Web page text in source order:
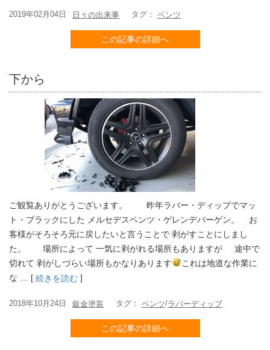
2019年02月04日 日々の出来事 タグ： ベンツ
この記事の詳細へ
下から
ご観覧ありがとうございます。 昨年ラバー・ディップでマッ
ト・ブラックにした メルセデスベンツ・ゲレンデバーゲン。 お
客様がそろそろ元に戻したいと言うことで 剥がすことにしまし
た。 場所によって 一気に剥がれる場所もありますが 途中で
切れて 剥がしづらい場所もかなりあります
これは地道な作業に
な … [ 続きを読む ]
2018年10月24日 鈑金塗装 タグ： ベンツ/ラバーディップ
この記事の詳細へ